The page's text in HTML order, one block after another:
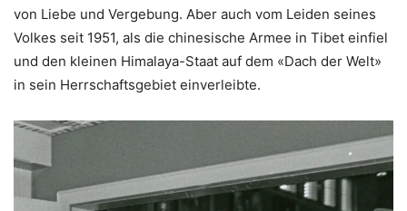
von Liebe und Vergebung. Aber auch vom Leiden seines
Volkes seit 1951, als die chinesische Armee in Tibet einfiel
und den kleinen Himalaya-Staat auf dem «Dach der Welt»
in sein Herrschaftsgebiet einverleibte.